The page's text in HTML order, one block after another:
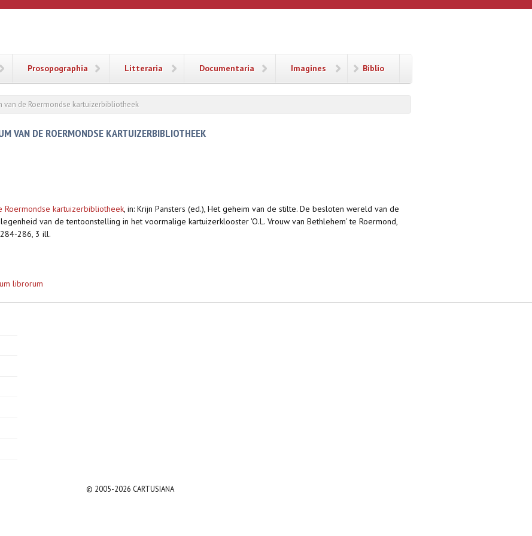
Prosopographia Litteraria Documentaria Imagines Biblio
van de Roermondse kartuizerbibliotheek
VAN DE ROERMONDSE KARTUIZERBIBLIOTHEEK
Roermondse kartuizerbibliotheek, in: Krijn Pansters (ed.), Het geheim van de stilte. De besloten wereld van de
van de tentoonstelling in het voormalige kartuizerklooster 'O.L. Vrouw van Bethlehem' te Roermond,
286, 3 ill.
librorum
© 2005-2026 CARTUSIANA